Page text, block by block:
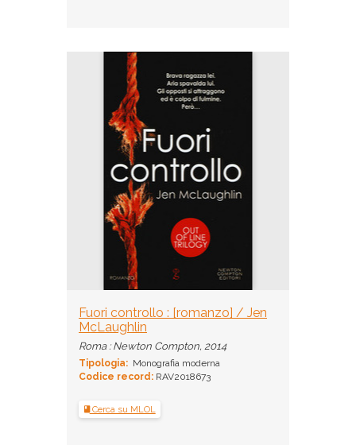
Fuori controllo : [romanzo] / Jen
McLaughlin
Roma : Newton Compton, 2014
Tipologia: Monografia moderna
Codice record: RAV2018673
Cerca su MLOL